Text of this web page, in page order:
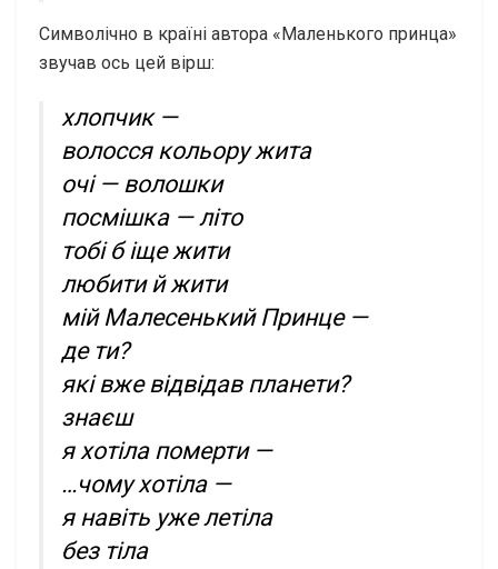
Символічно в країні автора «Маленького принца»
звучав ось цей вірш:
хлопчик —
волосся кольору жита
очі — волошки
посмішка — літо
тобі б іще жити
любити й жити
мій Малесенький Принце —
де ти?
які вже відвідав планети?
знаєш
я хотіла померти —
…чому хотіла —
я навіть уже летіла
без тіла